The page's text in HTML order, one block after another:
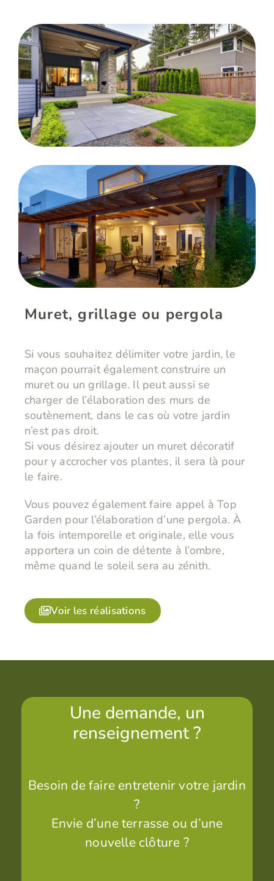
Muret, grillage ou pergola
Si vous souhaitez délimiter votre jardin, le
maçon pourrait également construire un
muret ou un grillage. Il peut aussi se
charger de l’élaboration des murs de
soutènement, dans le cas où votre jardin
n’est pas droit.
​​​​​​​Si vous désirez ajouter un muret décoratif
pour y accrocher vos plantes, il sera là pour
le faire.
Vous pouvez également faire appel à Top
Garden pour l’élaboration d’une pergola. À
la fois intemporelle et originale, elle vous
apportera un coin de détente à l’ombre,
même quand le soleil sera au zénith.
Voir les réalisations
Une demande, un
renseignement ?
Besoin de faire entretenir votre jardin
?
Envie d’une terrasse ou d’une
nouvelle clôture ?